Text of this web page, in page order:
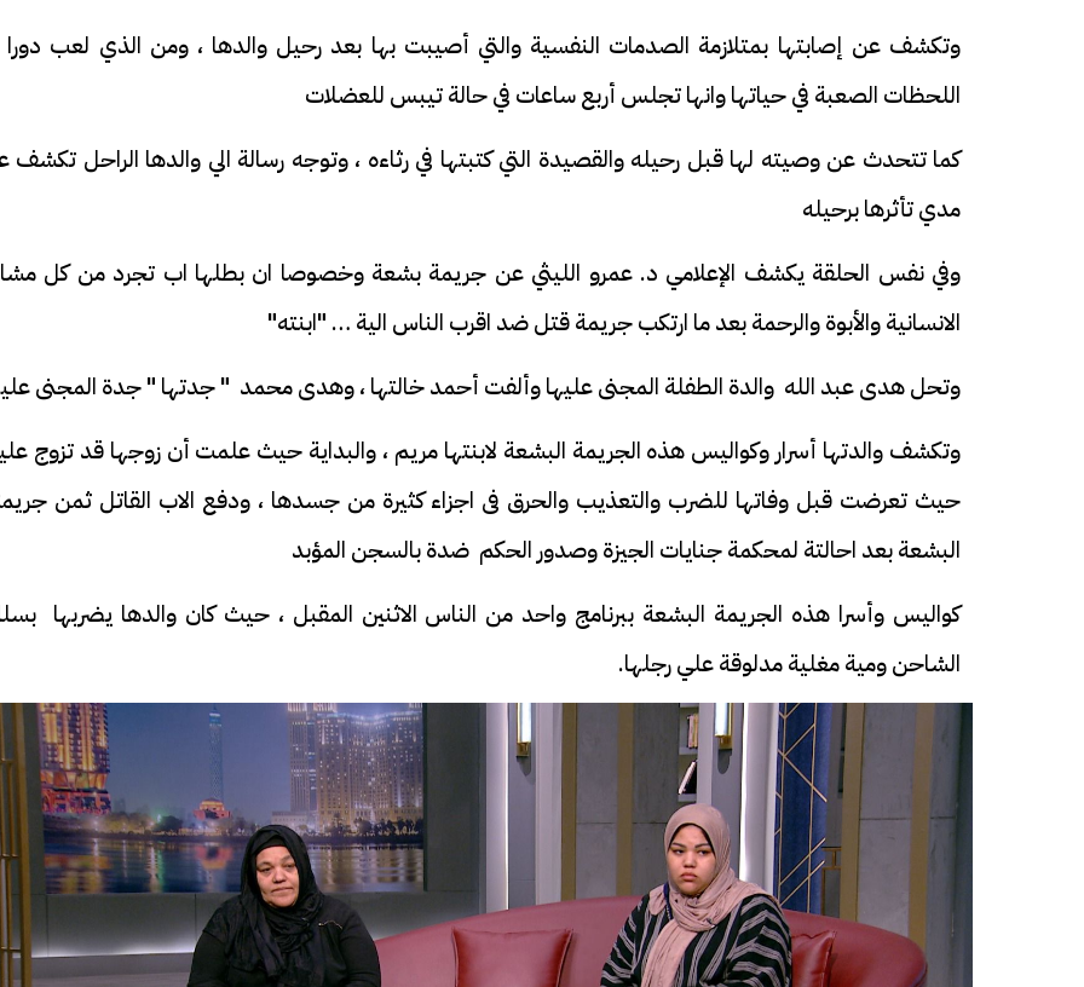
وتكشف عن إصابتها بمتلازمة الصدمات النفسية والتي أصيبت بها بعد رحيل والدها ، ومن الذي لعب دورا
اللحظات الصعبة في حياتها وانها تجلس أربع ساعات في حالة تيبس للعضلات
كما تتحدث عن وصيته لها قبل رحيله والقصيدة التي كتبتها في رثاءه ، وتوجه رسالة الي والدها الراحل تكشف
مدي تأثرها برحيله
وفي نفس الحلقة يكشف الإعلامي د. عمرو الليثي عن جريمة بشعة وخصوصا ان بطلها اب تجرد من كل
الانسانية والأبوة والرحمة بعد ما ارتكب جريمة قتل ضد اقرب الناس الية … "ابنته"
وتحل هدى عبد الله والدة الطفلة المجنى عليها وألفت أحمد خالتها ، وهدى محمد " جدتها " جدة المجنى
وتكشف والدتها أسرار وكواليس هذه الجريمة البشعة لابنتها مريم ، والبداية حيث علمت أن زوجها قد تزوج
حيث تعرضت قبل وفاتها للضرب والتعذيب والحرق فى اجزاء كثيرة من جسدها ، ودفع الاب القاتل ثمن
البشعة بعد احالتة لمحكمة جنايات الجيزة وصدور الحكم ضدة بالسجن المؤبد
كواليس وأسرا هذه الجريمة البشعة ببرنامج واحد من الناس الاثنين المقبل ، حيث كان والدها يضربها
الشاحن ومية مغلية مدلوقة علي رجلها.
حوادث